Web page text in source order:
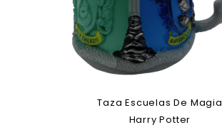
Taza Escuelas De Magia
Harry Potter